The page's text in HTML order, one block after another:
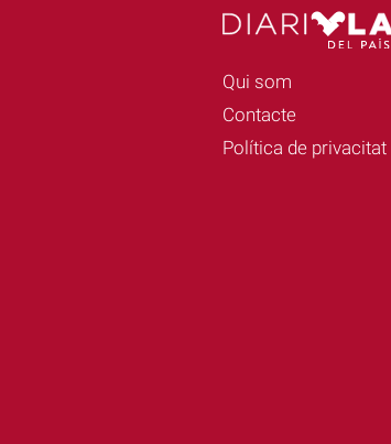
Qui som
Contacte
Política de privacitat